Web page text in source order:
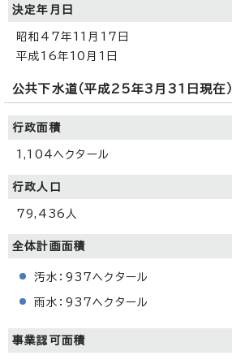
決定年月日
昭和47年11月17日
平成16年10月1日
公共下水道（平成25年3月31日現在）
行政面積
1,104ヘクタール
行政人口
79,436人
全体計画面積
汚水：937ヘクタール
雨水：937ヘクタール
事業認可面積